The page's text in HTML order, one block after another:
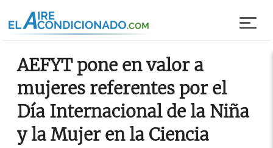
AEFYT pone en valor a
mujeres referentes por el
Día Internacional de la Niña
y la Mujer en la Ciencia